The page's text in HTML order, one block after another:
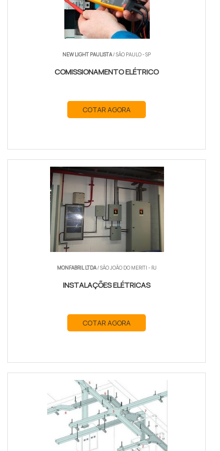
NEW LIGHT PAULISTA/ SÃO PAULO - SP
COMISSIONAMENTO ELÉTRICO
COTAR AGORA
MONFABRIL LTDA/ SÃO JOÃO DO MERITI - RJ
INSTALAÇÕES ELÉTRICAS
COTAR AGORA